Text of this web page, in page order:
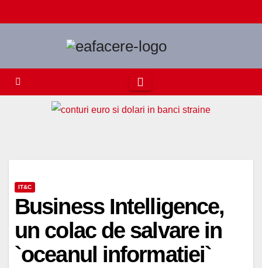
to
IT&C
Business Intelligence,
un colac de salvare in
`oceanul informatiei`